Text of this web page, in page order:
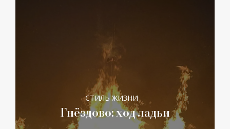
СТИЛЬ ЖИЗНИ
Гнёздово: ход ладьи